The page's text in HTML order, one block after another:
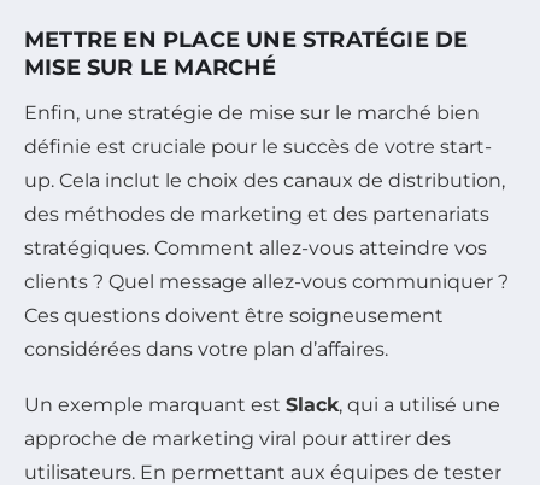
METTRE EN PLACE UNE STRATÉGIE DE
MISE SUR LE MARCHÉ
Enfin, une stratégie de mise sur le marché bien
définie est cruciale pour le succès de votre start-
up. Cela inclut le choix des canaux de distribution,
des méthodes de marketing et des partenariats
stratégiques. Comment allez-vous atteindre vos
clients ? Quel message allez-vous communiquer ?
Ces questions doivent être soigneusement
considérées dans votre plan d’affaires.
Un exemple marquant est Slack, qui a utilisé une
approche de marketing viral pour attirer des
utilisateurs. En permettant aux équipes de tester